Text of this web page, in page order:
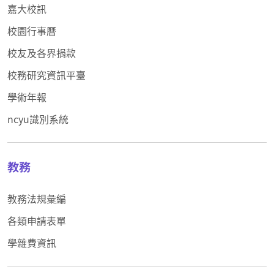
嘉大校訊
校園行事曆
校友及各界捐款
校務研究資訊平臺
學術年報
ncyu識別系統
教務
教務法規彙編
各類申請表單
學雜費資訊